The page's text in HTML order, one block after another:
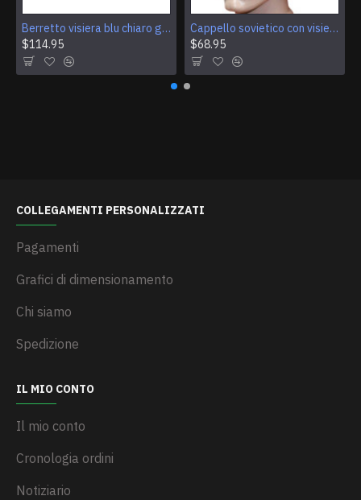
Berretto visiera blu chiaro generale dell'aeronautica militare dell'URSS vintage Cappello sovietico autentico
$114.95
Cappello sovietico con visiera in pelle marrone leopardo generale russo dell'URSS
$68.95
COLLEGAMENTI PERSONALIZZATI
Pagamenti
Grafici di dimensionamento
Chi siamo
Spedizione
IL MIO CONTO
Il mio conto
Cronologia ordini
Notiziario